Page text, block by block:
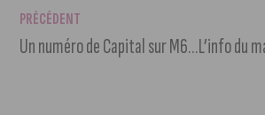
PRÉCÉDENT
Un numéro de Capital sur M6 dédié en partie à Dijon